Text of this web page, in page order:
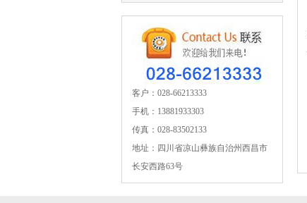
客户：028-66213333
手机：13881933303
传真：028-83502133
地址：四川省凉山彝族自治州西昌市
长安西路63号